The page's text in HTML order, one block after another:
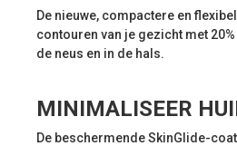
De nieuwe, compactere en
contouren van je gezicht met
de neus en in de hals.
MINIMALISEER
De beschermende SkinGlide-